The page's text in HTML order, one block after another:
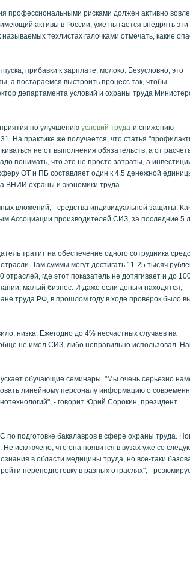
профессиональными рисками должен активно
активы в России, уже пытается внедрять
техлистах галочками отмечать, какие
прибавки к зарплате, молоко. Безусловно, это
а постараемся выстроить процесс так, чтобы
департамента условий и охраны труда
по улучшению условий труда и снижению
На практике же получается, что статья
не от выполнения обязательств, а от
понимать, что это не просто затраты, а
ОТ и ПБ составляет один к 4,5 денежной
ВНИИ охраны и экономики труда.
вложений, - средства индивидуальной защиты.
Ассоциации производителей СИЗ, за последние 5
тратит на обеспечение одного сотрудника
Там суммы могут достигать 11-25 тысяч
где этот показатель не дотягивает и до
малый бизнес. И даже если деньги находятся,
труда РФ, в прошлом году в ходе проверок было
низка. Ежегодно до 4% несчастных случаев на
не имел СИЗ, либо неправильно использовал.
обучающие семинары. "Мы очень серьезно
линейному персоналу информацию о
- говорит Юрий Сорокин, президент
подготовке бакалавров в сфере охраны труда.
исключено, что она появится в вузах уже со
в области медицины труда, но все-таки
переподготовку в разных отраслях", -